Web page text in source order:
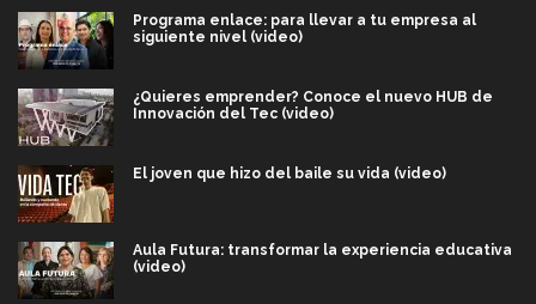
Programa enlace: para llevar a tu empresa al
siguiente nivel (video)
¿Quieres emprender? Conoce el nuevo HUB de
Innovación del Tec (video)
El joven que hizo del baile su vida (video)
Aula Futura: transformar la experiencia educativa
(video)